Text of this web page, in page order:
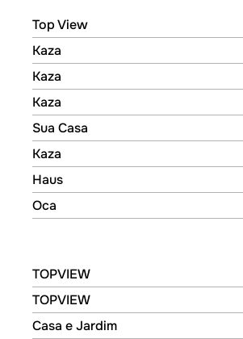
Top View
Top View
Kaza
Kaza
Kaza
Kaza
Kaza
Kaza
Sua Casa
Sua Casa
Kaza
Kaza
Haus
Haus
Oca
Oca
TOPVIEW
TOPVIEW
TOPVIEW
TOPVIEW
Casa e Jardim